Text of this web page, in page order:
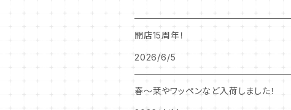
開店15周年！
2026/6/5
春～栞やワッペンなど入荷しました！